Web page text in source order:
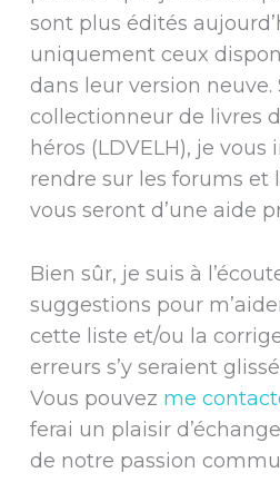
sont plus édités
uniquement ceux
dans leur version neuve.
collectionneur de livres
héros (LDVELH), je vous
rendre sur les forums et
vous seront d’une aide
Bien sûr, je suis à
suggestions pour
cette liste et/ou la
erreurs s’y seraient
Vous pouvez me
ferai un plaisir
de notre passion